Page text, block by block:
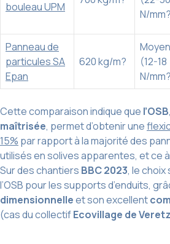
bouleau UPM
N/
Panneau de
particules SA
Epan
620 kg/m?
(12-18
N/
Cette comparaison indique que l’OSB
maîtrisée, permet d’obtenir une
15% par rapport à la majorité des
utilisés en solives apparentes, et ce
Sur des chantiers BBC 2023, le choix
l’OSB pour les supports d’enduits,
dimensionnelleet son excellent
(cas du collectifEcovillage de Veretz